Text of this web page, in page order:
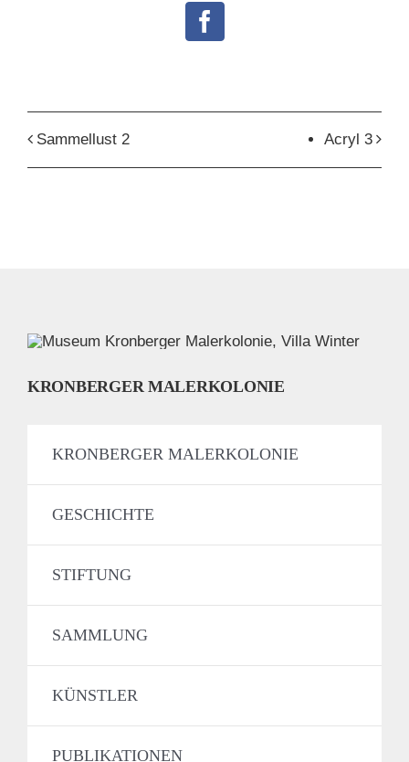
Facebook
Sammellust 2 Acryl 3
KRONBERGER MALERKOLONIE
KRONBERGER MALERKOLONIE
GESCHICHTE
STIFTUNG
SAMMLUNG
KÜNSTLER
PUBLIKATIONEN